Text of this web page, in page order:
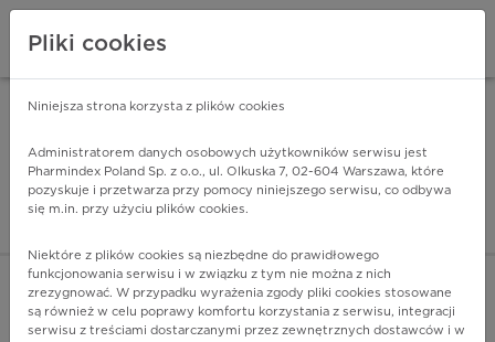
Pharmindex - lider
ZALOGUJ SIĘ
Pliki cookies
Niniejsza strona korzysta z plików cookies
Administratorem danych osobowych użytkowników serwisu jest
Pharmindex Poland Sp. z o.o., ul. Olkuska 7, 02-604 Warszawa, które
pozyskuje i przetwarza przy pomocy niniejszego serwisu, co odbywa
się m.in. przy użyciu plików cookies.
Niektóre z plików cookies są niezbędne do prawidłowego
funkcjonowania serwisu i w związku z tym nie można z nich
zrezygnować. W przypadku wyrażenia zgody pliki cookies stosowane
są również w celu poprawy komfortu korzystania z serwisu, integracji
serwisu z treściami dostarczanymi przez zewnętrznych dostawców i w
ZA DARMO - w Google Play INSTALUJ